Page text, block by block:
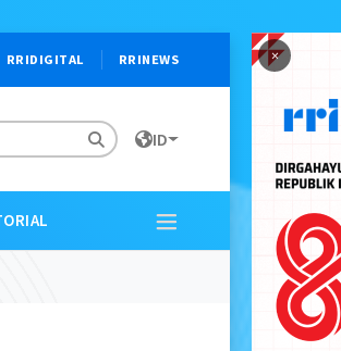
×
RRIDIGITAL RRINEWS
ID